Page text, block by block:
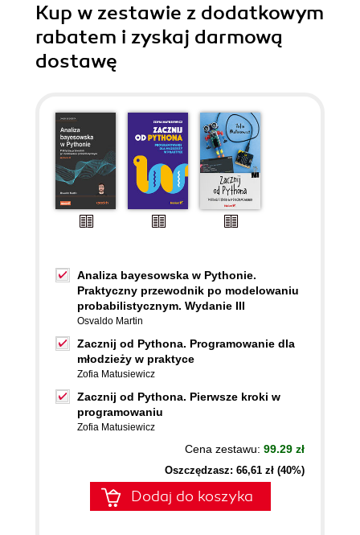
Kup w zestawie z dodatkowym
rabatem i zyskaj darmową
dostawę
Analiza bayesowska w Pythonie.
Praktyczny przewodnik po modelowaniu
probabilistycznym. Wydanie III
Osvaldo Martin
Zacznij od Pythona. Programowanie dla
młodzieży w praktyce
Zofia Matusiewicz
Zacznij od Pythona. Pierwsze kroki w
programowaniu
Zofia Matusiewicz
Cena zestawu: 99.29 zł
Oszczędzasz: 66,61 zł (40%)
Dodaj do koszyka